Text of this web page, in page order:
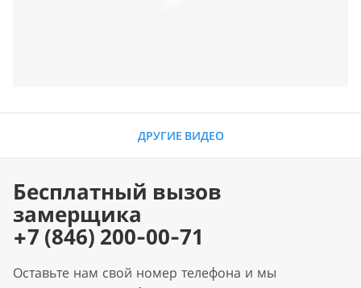
ДРУГИЕ ВИДЕО
Бесплатный вызов
замерщика
+7 (846) 200-00-71
Оставьте нам свой номер телефона и мы